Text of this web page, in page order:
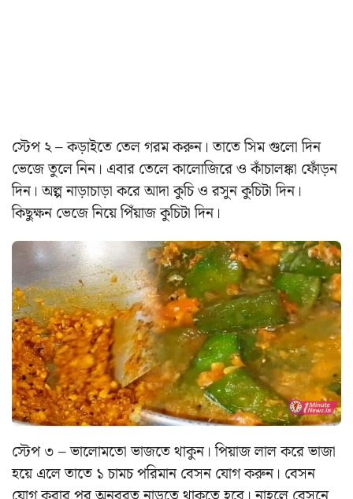
স্টেপ ২ – কড়াইতে তেল গরম করুন। তাতে সিম গুলো দিন
ভেজে তুলে নিন। এবার তেলে কালোজিরে ও কাঁচালঙ্কা ফোঁড়ন
দিন। অল্প নাড়াচাড়া করে আদা কুচি ও রসুন কুচিটা দিন।
কিছুক্ষন ভেজে নিয়ে পিঁয়াজ কুচিটা দিন।
স্টেপ ৩ – ভালোমতো ভাজতে থাকুন। পিয়াজ লাল করে ভাজা
হয়ে এলে তাতে ১ চামচ পরিমান বেসন যোগ করুন। বেসন